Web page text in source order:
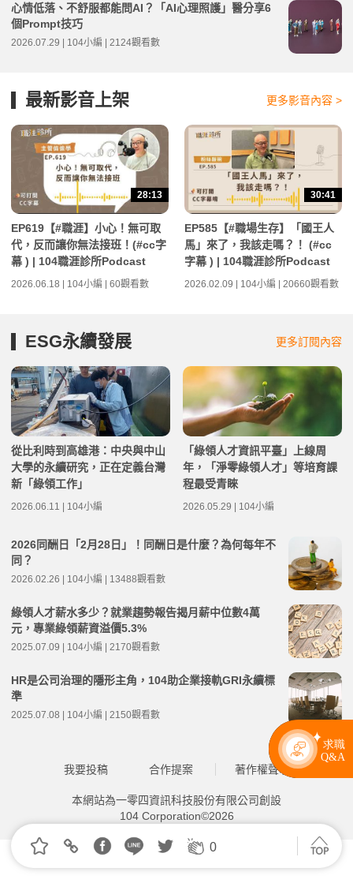
0
心情低落、不舒服都能問AI？「AI心理照護」醫分享6
個Prompt技巧
2026.07.29 | 104小編 | 2124觀看數
最新影音上架 更多影音內容 >
28:13
EP619【#職涯】小心！無可取
代，反而讓你無法接班！(#cc字
幕 ) | 104職涯診所Podcast
2026.06.18 | 104小編 | 60觀看數
30:41
EP585【#職場生存】「國王人
馬」來了，我該走嗎？！ (#cc
字幕 ) | 104職涯診所Podcast
2026.02.09 | 104小編 | 20660觀看數
ESG永續發展 更多訂閱內容
從比利時到高雄港：中央與中山
大學的永續研究，正在定義台灣
新「綠領工作」
2026.06.11 | 104小編
「綠領人才資訊平臺」上線周
年，「淨零綠領人才」等培育課
程最受青睞
2026.05.29 | 104小編
2026同酬日「2月28日」！同酬日是什麼？為何每年不
同？
2026.02.26 | 104小編 | 13488觀看數
綠領人才薪水多少？就業趨勢報告揭月薪中位數4萬
元，專業綠領薪資溢價5.3%
2025.07.09 | 104小編 | 2170觀看數
HR是公司治理的隱形主角，104助企業接軌GRI永續標
準
2025.07.08 | 104小編 | 2150觀看數
我要投稿 合作提案 著作權聲明
本網站為一零四資訊科技股份有限公司創設
104 Corporation©2026